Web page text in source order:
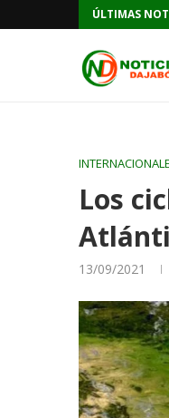
ÚLTIMAS
Los
13/09/2021